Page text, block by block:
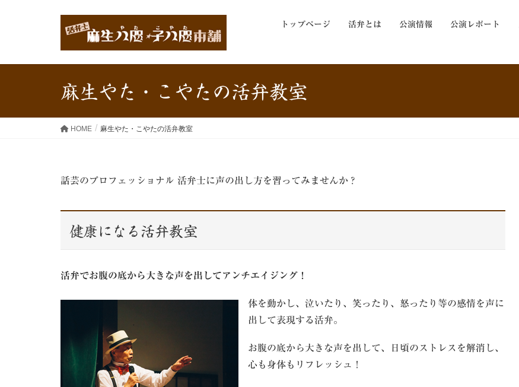
トップページ 活弁とは 公演情報 公演レポート
麻生やた・こやたの活弁教室
HOME 麻生やた・こやたの活弁教室
話芸のプロフェッショナル 活弁士に声の出し方を習ってみませんか？
健康になる活弁教室
活弁でお腹の底から大きな声を出してアンチエイジング！
体を動かし、泣いたり、笑ったり、怒ったり等の感情を声に
出して表現する活弁。
お腹の底から大きな声を出して、日頃のストレスを解消し、
心も身体もリフレッシュ！